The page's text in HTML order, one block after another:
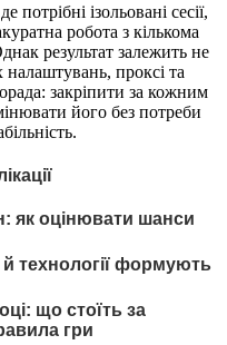
ізольовані сесії,
робота з кількома
результат залежить не
проксі та
закріпити за кожним
його без потреби
як оцінювати шанси
й технології формують
що стоїть за
гри